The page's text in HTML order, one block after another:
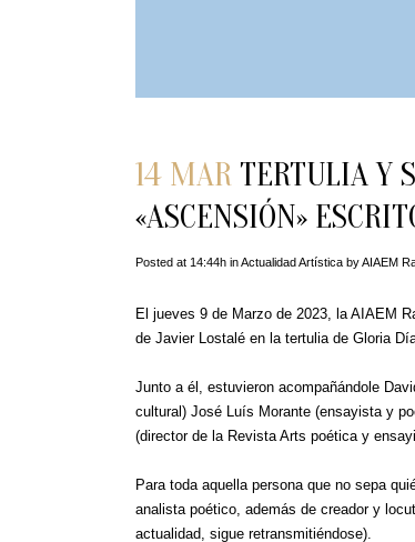
14 MAR TERTULIA Y
«ASCENSIÓN»
Posted at 14:44h inActualidad Artística byAIAEM
El jueves 9 de Marzo de 2023, la AIAEM
de Javier Lostalé en la tertulia de Gloria
Junto a él, estuvieron acompañándole
cultural) José Luís Morante (ensayista y
(director de la Revista Arts poética y
Para toda aquella persona que no sepa
analista poético, además de creador y
actualidad, sigue retransmitiéndose).